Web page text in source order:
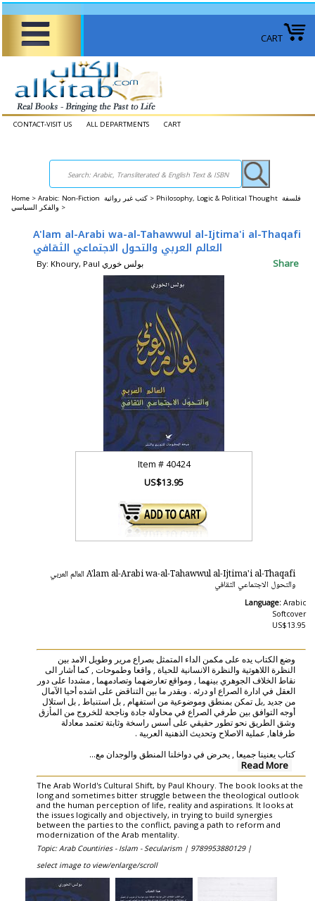
CART
CONTACT-VISIT US ALL DEPARTMENTS CART
Home > Arabic: Non-Fiction كتب غير روائية > Philosophy, Logic & Political Thought فلسفة
والفكر السياسي >
A'lam al-Arabi wa-al-Tahawwul al-Ijtima'i al-Thaqafi
العالم العربي والتحول الاجتماعي الثقافي
By: Khoury, Paul بولس خوري Share
Item #40424
US$13.95
A'lam al-Arabi wa-al-Tahawwul al-Ijtima'i al-Thaqafi العالم العربي
والتحول الاجتماعي الثقافي
Language: Arabic
Softcover
US$13.95
وضع الكتاب يده على مكمن الداء المتمثل بصراع مرير وطويل الامد بين
النظرة اللاهوتية والنظرة الانسانية للحياة , واقعا وطموحات , كما أشار الى
نقاط الخلاف الجوهري بينهما , ومواقع تعارضهما وتصادمهما , مشددا على دور
العقل في ادارة الصراع او درئه . وبقدر ما بين التناقض على اشده أحيا الآمال
من جديد ,بل تمكن بمنطق وموضوعية من استفهام , بل استنباط , بل استلال
أوجه التوافق بين طرفي الصراع في محاولة جادة وناجحة للخروج من المأزق
وشق الطريق نحو تطور حقيقي على أسس راسخة وثابتة تعتمد معادلة
طرفاها, عملية الاصلاح وتحديث الذهنية العربية .
كتاب يعنينا جميعا , يحرض في دواخلنا المنطق والوجدان مع...
Read More
The Arab World's Cultural Shift, by Paul Khoury. The book looks at the
long and sometimes bitter struggle between the theological outlook
and the human perception of life, reality and aspirations. It looks at
the issues logically and objectively, in trying to build synergies
between the parties to the conflict, paving a path to reform and
modernization of the Arab mentality.
Topic: Arab Countiries - Islam - Secularism | 9789953880129 |
select image to view/enlarge/scroll